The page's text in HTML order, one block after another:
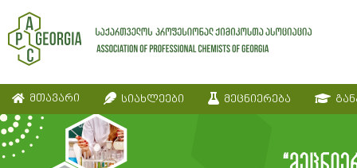
მთავარი სიახლეები მეცნიერება